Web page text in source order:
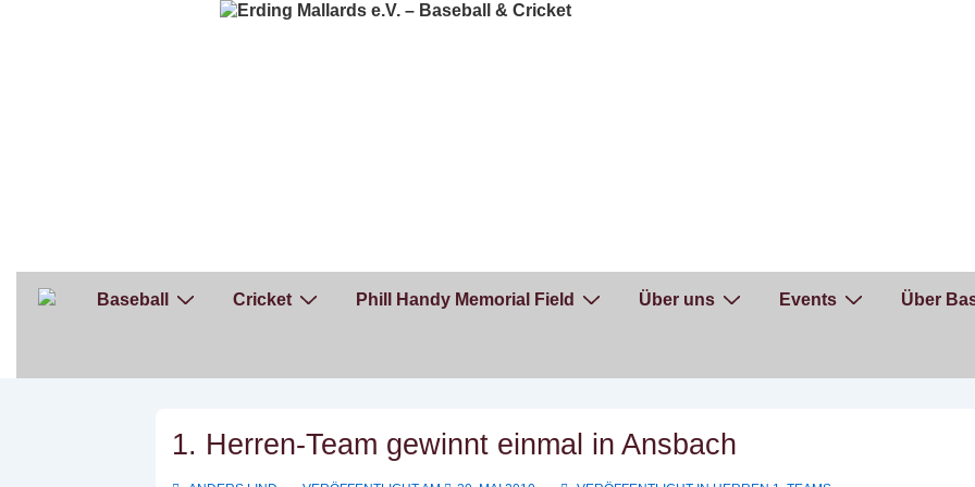
Baseball
Cricket Phill Handy Memorial Field Über uns Events Über
1. Herren-Team gewinnt einmal in Ansbach